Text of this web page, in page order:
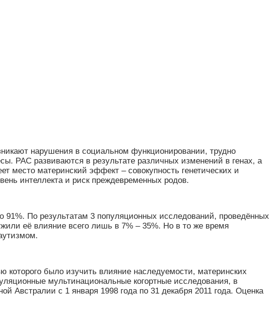
нарушения в социальном функционировании, трудно
РАС развиваются в результате различных изменений в генах, а
место материнский эффект – совокупность генетических и
интеллекта и риск преждевременных родов.
По результатам 3 популяционных исследований, проведённых
её влияние всего лишь в 7% – 35%. Но в то же время
было изучить влияние наследуемости, материнских
мультинациональные когортные исследования, в
с 1 января 1998 года по 31 декабря 2011 года. Оценка